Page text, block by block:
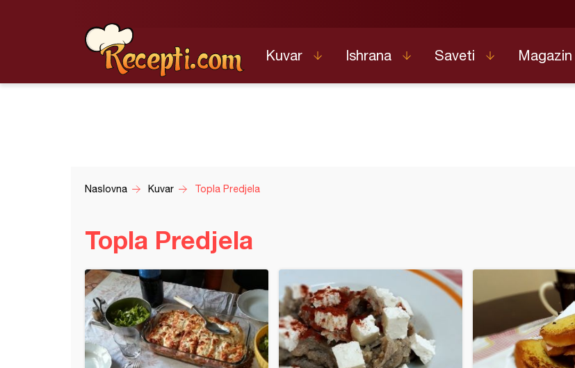
Kuvar Ishrana Saveti Magazin
Naslovna Kuvar Topla Predjela
Topla Predjela
kuvanje heljde sa crnim lukom